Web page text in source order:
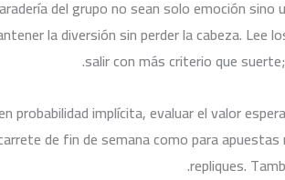
del grupo no sean solo emoción
la diversión sin perder la cabeza. Lee
salir con más criterio que
implícita, evaluar el valor
de fin de semana como para
repliques.